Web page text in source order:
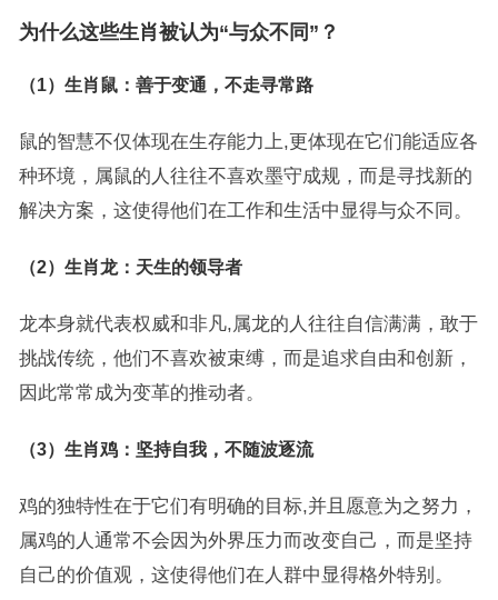
为什么这些生肖被认为“与众不同”？
（1）生肖鼠：善于变通，不走寻常路
鼠的智慧不仅体现在生存能力上,更体现在它们能适应各
种环境，属鼠的人往往不喜欢墨守成规，而是寻找新的
解决方案，这使得他们在工作和生活中显得与众不同。
（2）生肖龙：天生的领导者
龙本身就代表权威和非凡,属龙的人往往自信满满，敢于
挑战传统，他们不喜欢被束缚，而是追求自由和创新，
因此常常成为变革的推动者。
（3）生肖鸡：坚持自我，不随波逐流
鸡的独特性在于它们有明确的目标,并且愿意为之努力，
属鸡的人通常不会因为外界压力而改变自己，而是坚持
自己的价值观，这使得他们在人群中显得格外特别。